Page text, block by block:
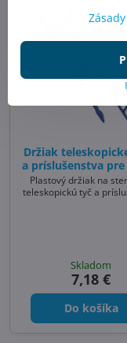
Držiak
a príslušenstva pre
Plastový držiak na
teleskopickú tyč a
Skladom
7,18 €
Do košíka